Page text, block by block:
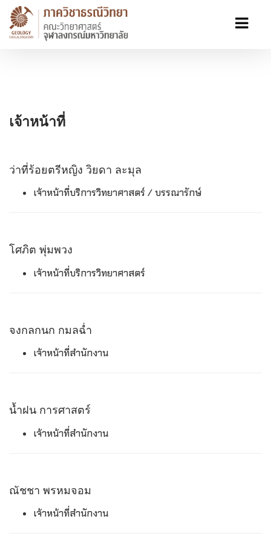
เจ้าหน้าที่
ว่าที่ร้อยตรีหญิง วิยดา ละมุล
เจ้าหน้าที่บริการวิทยาศาสตร์ / บรรณารักษ์
โศภิต พุ่มพวง
เจ้าหน้าที่บริการวิทยาศาสตร์
จงกลกนก กมลฉ่ำ
เจ้าหน้าที่สำนักงาน
น้ำฝน การศาสตร์
เจ้าหน้าที่สำนักงาน
ณัชชา พรหมจอม
เจ้าหน้าที่สำนักงาน